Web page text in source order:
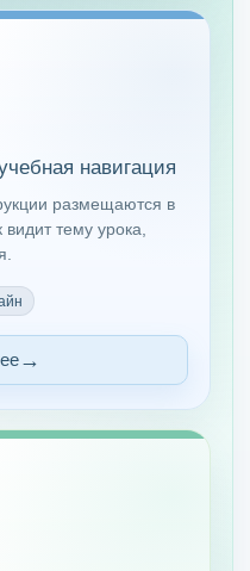
навигация
размещаются в
тему урока,